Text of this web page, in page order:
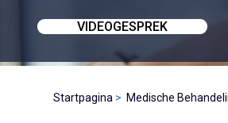
VIDEOGESPREK
Startpagina Medische